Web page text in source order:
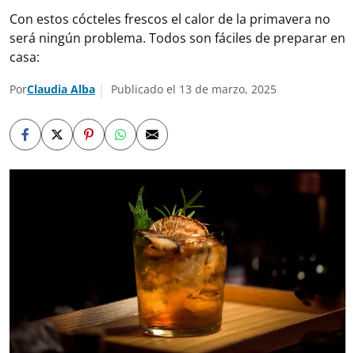
Con estos cócteles frescos el calor de la primavera no
será ningún problema. Todos son fáciles de preparar en
casa:
PorClaudia Alba Publicado el 13 de marzo, 2025